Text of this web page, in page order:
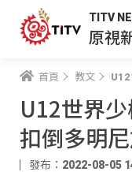
TITV
原視
首頁 教文
U12世界
扣倒多明
發布：2022-08-05